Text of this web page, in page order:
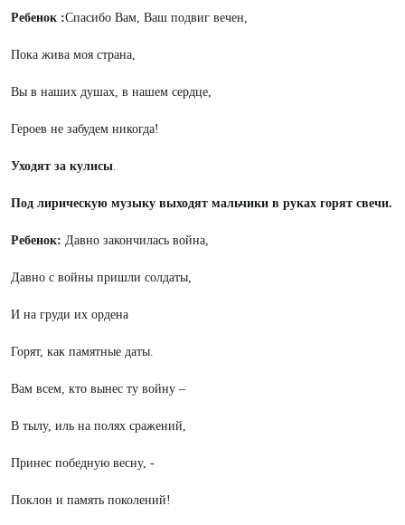
Ребенок :Спасибо Вам, Ваш подвиг вечен,
Пока жива моя страна,
Вы в наших душах, в нашем сердце,
Героев не забудем никогда!
Уходят за кулисы.
Под лирическую музыку выходят мальчики в руках горят свечи.
Ребенок: Давно закончилась война,
Давно с войны пришли солдаты,
И на груди их ордена
Горят, как памятные даты.
Вам всем, кто вынес ту войну –
В тылу, иль на полях сражений,
Принес победную весну, -
Поклон и память поколений!